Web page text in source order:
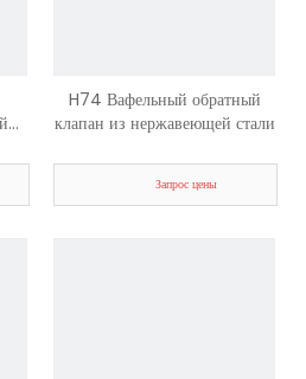
H74 Вафельный обратный
клапан из нержавеющей стали
Запрос цены